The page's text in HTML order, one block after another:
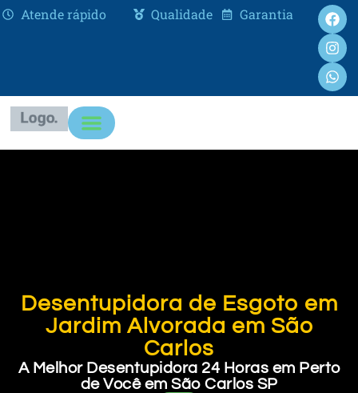
Atende rápido Qualidade Garantia
Desentupidora de Esgoto em
Jardim Alvorada em São
Carlos
A Melhor Desentupidora 24 Horas em Perto
de Você em São Carlos SP